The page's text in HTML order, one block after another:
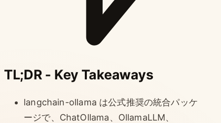
TL;DR - Key Takeaways
langchain-ollama は公式推奨の統合パッケ
ージで、ChatOllama、OllamaLLM、